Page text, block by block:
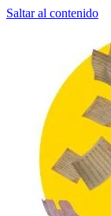
Saltar al contenido